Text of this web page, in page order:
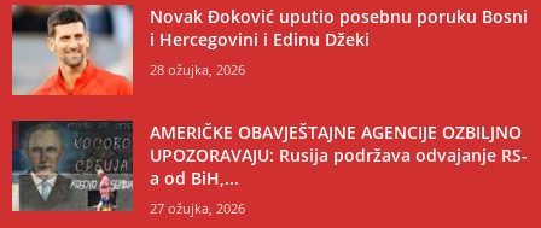
Novak Đoković uputio posebnu poruku Bosni
i Hercegovini i Edinu Džeki
28 ožujka, 2026
AMERIČKE OBAVJEŠTAJNE AGENCIJE OZBILJNO
UPOZORAVAJU: Rusija podržava odvajanje RS-
a od BiH,...
27 ožujka, 2026